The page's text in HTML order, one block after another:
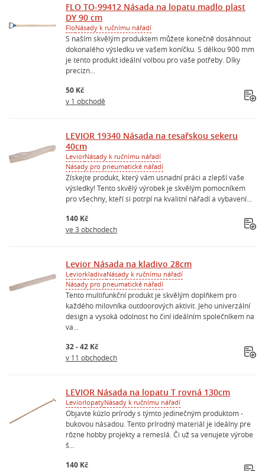
FLO TO-99412 Násada na lopatu madlo plast
DY 90 cm
FloNásady k ručnímu nářadí
S naším skvělým produktem můžete konečně dosáhnout
dokonalého výsledku ve vašem koníčku. S délkou 900 mm
je tento produkt ideální volbou pro vaše potřeby. Díky
precizn...
50 Kč
v 1 obchodě
LEVIOR 19340 Násada na tesařskou sekeru
40cm
LeviorNásady k ručnímu nářadí
Násady pro pneumatické nářadí
Získejte produkt, který vám usnadní práci a zlepší vaše
výsledky! Tento skvělý výrobek je skvělým pomocníkem
pro všechny, kteří si potrpí na kvalitní nářadí a vybavení...
140 Kč
ve 3 obchodech
Levior Násada na kladivo 28cm
LeviorkladivaNásady k ručnímu nářadí
Násady pro pneumatické nářadí
Tento multifunkční produkt je skvělým doplňkem pro
každého milovníka outdoorových aktivit. Jeho univerzální
design a vysoká odolnost ho činí ideálním společníkem na
va...
32 - 42 Kč
v 11 obchodech
LEVIOR Násada na lopatu T rovná 130cm
LeviorlopatyNásady k ručnímu nářadí
Objavte kúzlo prírody s týmto jedinečným produktom -
bukovou násadou. Tento prírodný materiál je ideálny pre
rôzne hobby projekty a remeslá. Či už sa venujete výrobe
š...
140 Kč